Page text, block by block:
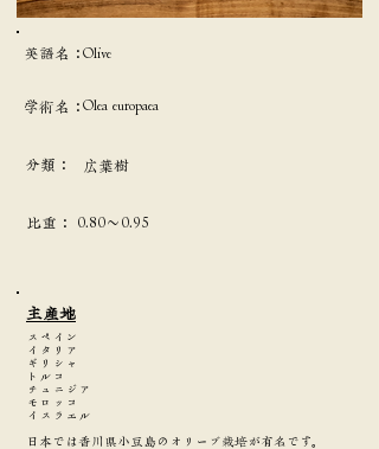
英語名：Olive
学術名：Olea europaea
分類： 広葉樹
​比重： 0.80～0.95
主産地
スペイン
イタリア
ギリシャ
トルコ
チュニジア
モロッコ
イスラエル
日本では香川県小豆島のオリーブ栽培が有名です。